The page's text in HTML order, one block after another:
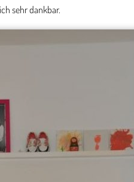
sehr dankbar.